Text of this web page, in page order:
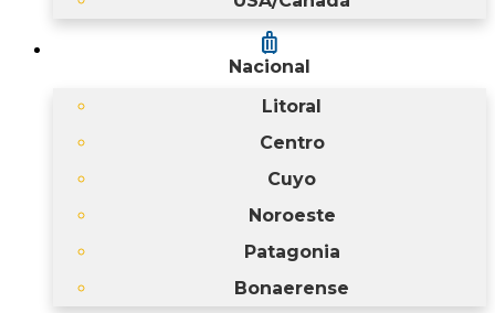
luggage
Nacional
Litoral
Centro
Cuyo
Noroeste
Patagonia
Bonaerense